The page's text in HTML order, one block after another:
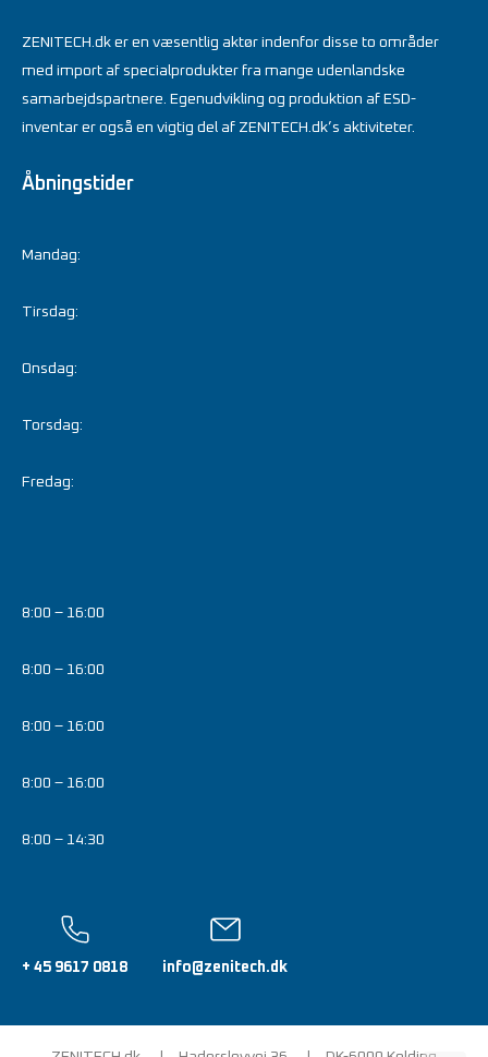
ZENITECH.dk er en væsentlig aktør indenfor disse to områder
med import af specialprodukter fra mange udenlandske
samarbejdspartnere. Egenudvikling og produktion af ESD-
inventar er også en vigtig del af ZENITECH.dk’s aktiviteter.
Åbningstider
Mandag:
Tirsdag:
Onsdag:
Torsdag:
Fredag:
8:00 – 16:00
8:00 – 16:00
8:00 – 16:00
8:00 – 16:00
8:00 – 14:30
+ 45 9617 0818 info@zenitech.dk